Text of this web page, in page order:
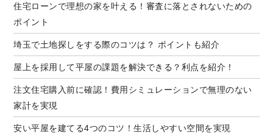
住宅ローンで理想の家を叶える！審査に落とされないための
ポイント
埼玉で土地探しをする際のコツは？ ポイントも紹介
屋上を採用して平屋の課題を解決できる？利点を紹介！
注文住宅購入前に確認！費用シミュレーションで無理のない
家計を実現
安い平屋を建てる4つのコツ！生活しやすい空間を実現